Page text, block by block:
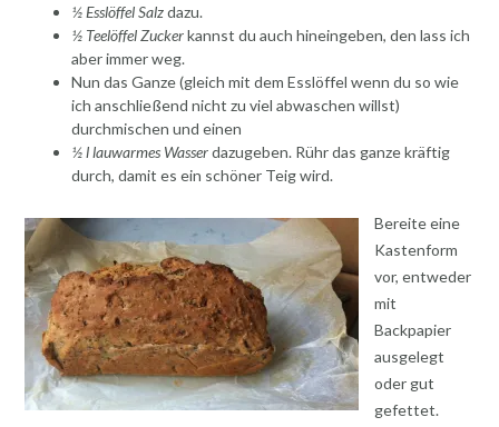
½ Esslöffel Salzdazu.
½ Teelöffel Zuckerkannst du auch hineingeben, den lass ich
aber immer weg.
Nun das Ganze (gleich mit dem Esslöffel wenn du so wie
ich anschließend nicht zu viel abwaschen willst)
durchmischen und einen
½ l lauwarmes Wasserdazugeben. Rühr das ganze kräftig
durch, damit es ein schöner Teig wird.
Bereite eine
Kastenform
vor, entweder
mit
Backpapier
ausgelegt
oder gut
gefettet.